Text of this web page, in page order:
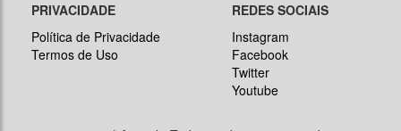
PRIVACIDADE
Política de Privacidade
Termos de Uso
REDES SOCIAIS
Instagram
Facebook
Twitter
Youtube